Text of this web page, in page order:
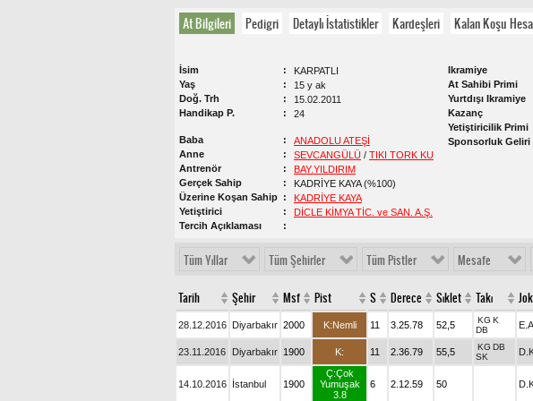
At Bilgileri Pedigri Detaylı İstatistikler Kardeşleri Kalan Koşu
İsim
KARPATLI
Yaş
15 y ak
Doğ. Trh
15.02.2011
Handikap P.
24
Baba
ANADOLU ATEŞİ
Anne
SEVCANGÜLÜ / TIKI TORK KU
Antrenör
BAY.YILDIRIM
Gerçek Sahip
KADRİYE KAYA (%100)
Üzerine Koşan Sahip
KADRİYE KAYA
Yetiştirici
DİCLE KİMYA TİC. ve SAN. A.Ş.
Tercih Açıklaması
Ikramiye
At Sahibi Primi
Yurtdışı Ikramiye
Kazanç
Yetiştiricilik Primi
Sponsorluk Geliri
Tüm Yıllar Tüm Şehirler Tüm Pistler Mesafe
Tarih Şehir Msf Pist S Derece Sıklet Takı
28.12.2016 Diyarbakır 2000 K:Nemli 11 3.25.78 52,5 KG K
DB
23.11.2016 Diyarbakır 1900 K: 11 2.36.79 55,5 KG DB
SK
14.10.2016 İstanbul 1900
Ç:Çok
Yumuşak
3.8
6 2.12.59 50